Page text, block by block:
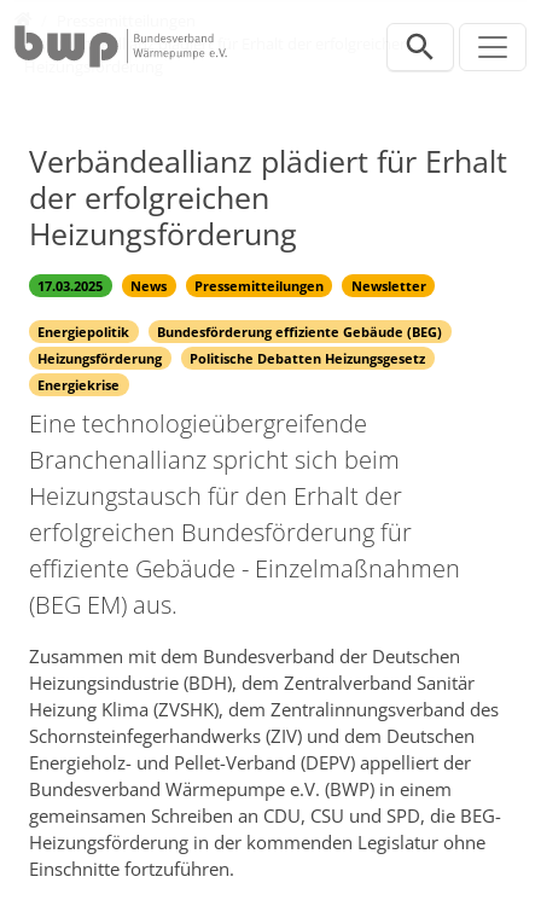
Verbändeallianz plädiert für Erhalt der erfolgreichen
Heizungsförderung
Verbändeallianz plädiert für Erhalt
der erfolgreichen
Heizungsförderung
17.03.2025 News Pressemitteilungen Newsletter
Energiepolitik
Bundesförderung effiziente Gebäude (BEG)
Heizungsförderung
Politische Debatten Heizungsgesetz
Energiekrise
Eine technologieübergreifende
Branchenallianz spricht sich beim
Heizungstausch für den Erhalt der
erfolgreichen Bundesförderung für
effiziente Gebäude - Einzelmaßnahmen
(BEG EM) aus.
Zusammen mit dem Bundesverband der Deutschen
Heizungsindustrie (BDH), dem Zentralverband Sanitär
Heizung Klima (ZVSHK), dem Zentralinnungsverband des
Schornsteinfegerhandwerks (ZIV) und dem Deutschen
Energieholz- und Pellet-Verband (DEPV) appelliert der
Bundesverband Wärmepumpe e.V. (BWP) in einem
gemeinsamen Schreiben an CDU, CSU und SPD, die BEG-
Heizungsförderung in der kommenden Legislatur ohne
Einschnitte fortzuführen.